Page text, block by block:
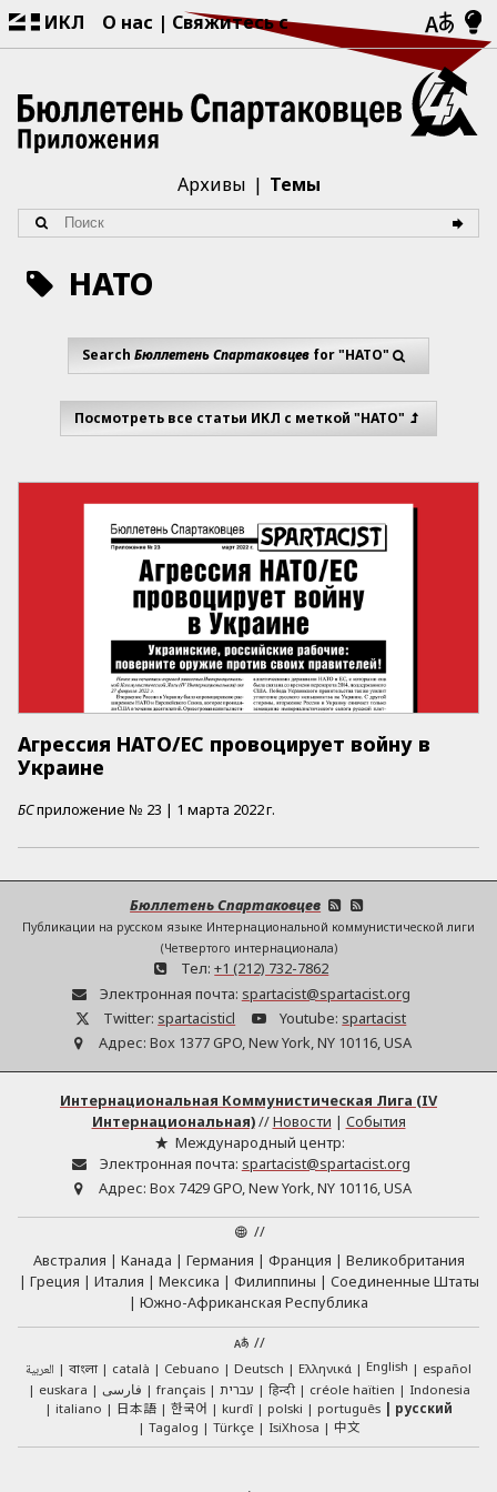
ИКЛ О нас Свяжитесь с
Архивы Темы
НАТО
SearchБюллетень Спартаковцев for "НАТО"
Посмотреть все статьи ИКЛ с меткой "НАТО"
Агрессия НАТО/ЕС провоцирует войну в
Украине
БСприложение № 23 | 1 марта 2022 г.
Бюллетень Спартаковцев
Публикации на русском языке Интернациональной коммунистической лиги
(Четвертого интернационала)
Тел: +1 (212) 732-7862
Электронная почта: spartacist@spartacist.org
Twitter: spartacisticl Youtube: spartacist
Адрес: Box 1377 GPO, New York, NY 10116, USA
Интернациональная Коммунистическая Лига (IV
Интернациональная)//Новости | События
Международный центр:
Электронная почта: spartacist@spartacist.org
Адрес: Box 7429 GPO, New York, NY 10116, USA
//
Австралия
Канада Германия Франция
Великобритания
Греция
Италия Мексика Филиппины
Соединенные Штаты
Южно-Африканская Республика
//
العربية বাংলা català Cebuano Deutsch Ελληνικά English
español
euskara
فارسی français עברית हिन्दी créole haïtien
Indonesia
italiano
日本語 한국어 kurdî polski português
русский
Tagalog
Türkçe IsiXhosa 中文